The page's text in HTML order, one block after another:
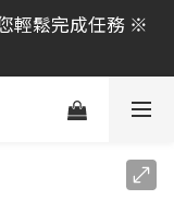
運費，工具補貨
輕鬆完成任務 ※
運費，工具補貨